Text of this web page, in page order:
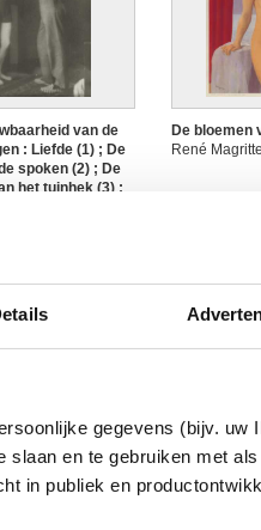
gegevens (bijv. uw
en te gebruiken met
in publiek en
van de
: Liefde (1) ; De
spoken (2) ; De
het tuinhek (3) ;
(8) ; De
dynastie (10) ;
; Koningin
(15) ; De vogelaar
De bloemen
René Magritte
De
René Magritte